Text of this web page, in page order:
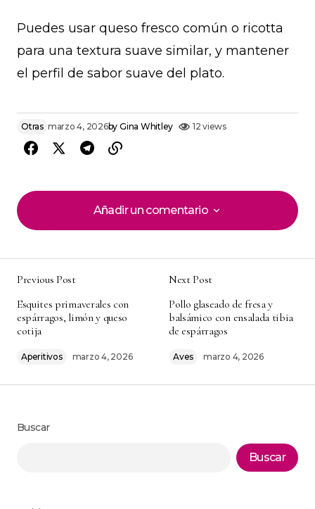
Puedes usar queso fresco común o ricotta
para una textura suave similar, y mantener
el perfil de sabor suave del plato.
Otras marzo 4, 2026by Gina Whitley 12 views
Añadir un comentario
Añadir un comentario
publicada. Los campos obligatorios están
marcados con*
Comment*
Previous Post
Esquites primaverales con
espárragos, limón y queso
cotija
Aperitivos marzo 4, 2026
Next Post
Pollo glaseado de fresa y
balsámico con ensalada tibia
de espárragos
Aves marzo 4, 2026
Buscar
Buscar